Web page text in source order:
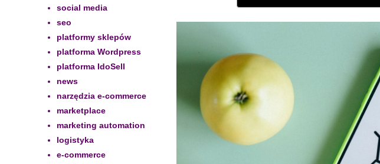
social media
seo
platformy sklepów
platforma Wordpress
platforma IdoSell
news
narzędzia e-commerce
marketplace
marketing automation
logistyka
e-commerce